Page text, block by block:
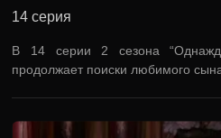
14 серия
В 14 серии 2 сезона
продолжает поиски любимого